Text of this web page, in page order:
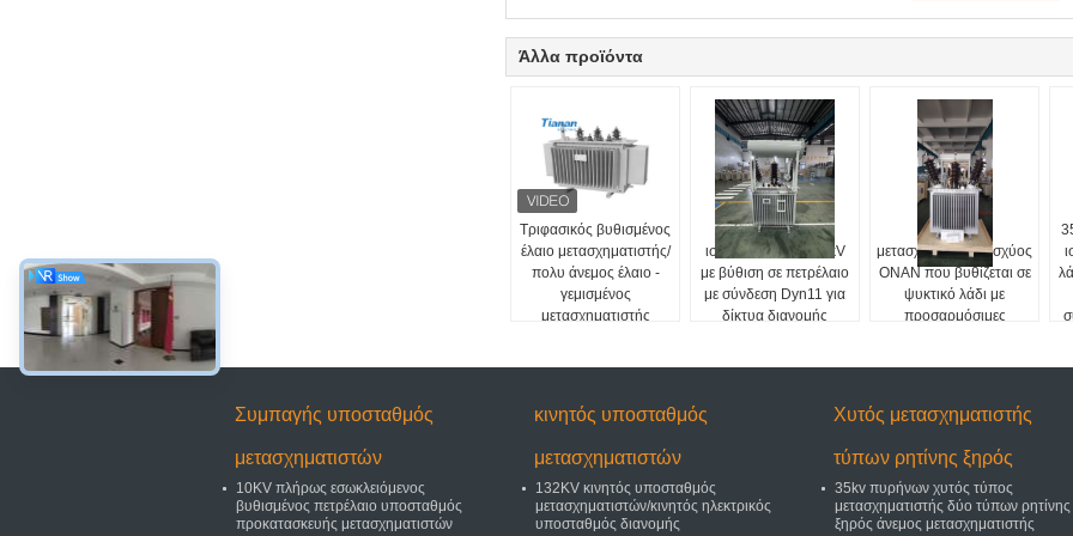
Άλλα προϊόντα
Τριφασικός βυθισμένος
έλαιο μετασχηματιστής/
πολυ άνεμος έλαιο -
γεμισμένος
μετασχηματιστής
Μετασχηματιστής
ισχύος 200 kVA 33 kV
με βύθιση σε πετρέλαιο
με σύνδεση Dyn11 για
δίκτυα διανομής
Συμπίεστος
μετασχηματιστής ισχύος
ONAN που βυθίζεται σε
ψυκτικό λάδι με
προσαρμόσιμες
Συμπαγής υποσταθμός
μετασχηματιστών
10KV πλήρως εσωκλειόμενος
βυθισμένος πετρέλαιο υποσταθμός
προκατασκευής μετασχηματιστών
κινητός υποσταθμός
μετασχηματιστών
132KV κινητός υποσταθμός
μετασχηματιστών/κινητός ηλεκτρικός
υποσταθμός διανομής
Χυτός μετασχηματιστής
τύπων ρητίνης ξηρός
35kv πυρήνων χυτός τύπος
μετασχηματιστής δύο τύπων ρητίνης
ξηρός άνεμος μετασχηματιστής